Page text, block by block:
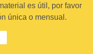
es útil, por favor
única o mensual.